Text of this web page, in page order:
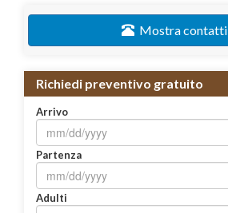
Mostra contatti
Richiedi preventivo gratuito
Arrivo
Partenza
Adulti